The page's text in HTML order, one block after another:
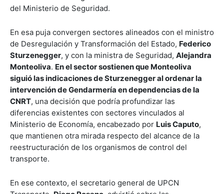
del Ministerio de Seguridad.
En esa puja convergen sectores alineados con el ministro
de Desregulación y Transformación del Estado, Federico
Sturzenegger, y con la ministra de Seguridad, Alejandra
Monteoliva. En el sector sostienen que Monteoliva
siguió las indicaciones de Sturzenegger al ordenar la
intervención de Gendarmería en dependencias de la
CNRT, una decisión que podría profundizar las
diferencias existentes con sectores vinculados al
Ministerio de Economía, encabezado por Luis Caputo,
que mantienen otra mirada respecto del alcance de la
reestructuración de los organismos de control del
transporte.
En ese contexto, el secretario general de UPCN